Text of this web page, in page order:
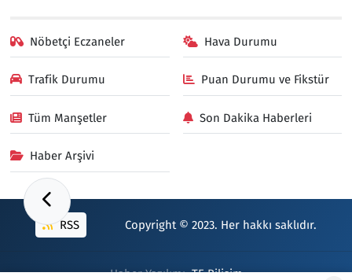
Nöbetçi Eczaneler Hava Durumu
Trafik Durumu Puan Durumu ve Fikstür
Tüm Manşetler Son Dakika Haberleri
Haber Arşivi
RSS Copyright © 2023. Her hakkı saklıdır.
Haber Yazılımı:TE Bilişim